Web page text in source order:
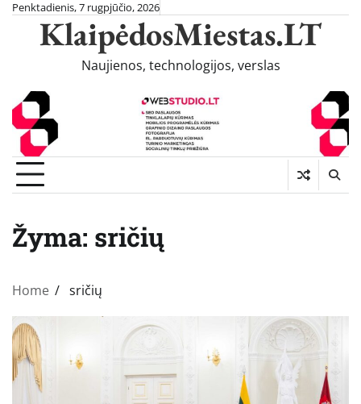
Skip
content
Penktadienis, 7 rugpjūčio, 2026
KlaipėdosMiestas.LT
Naujienos, technologijos, verslas
Žyma: sričių
Home sričių